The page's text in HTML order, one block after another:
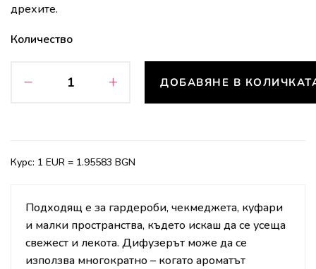
дрехите.
Количество
ДОБАВЯНЕ В
Курс: 1 EUR = 1.95583 BGN
Подходящ е за гардероби, чекмеджета, куфари
и малки пространства, където искаш да се усеща
свежест и лекота. Дифузерът може да се
използва многократно – когато ароматът